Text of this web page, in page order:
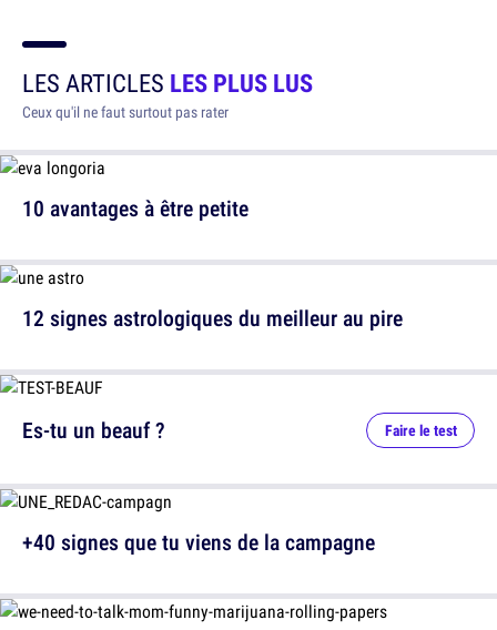
LES ARTICLES LES PLUS LUS
Ceux qu'il ne faut surtout pas rater
10 avantages à être petite
12 signes astrologiques du meilleur au pire
Es-tu un beauf ? Faire le test
+40 signes que tu viens de la campagne